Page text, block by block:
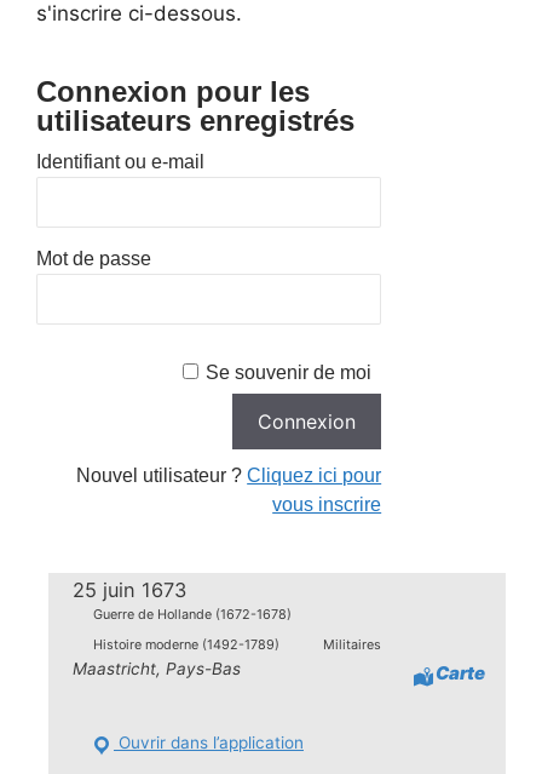
s'inscrire ci-dessous.
Connexion pour les
utilisateurs enregistrés
Identifiant ou e-mail
Mot de passe
Se souvenir de moi
Nouvel utilisateur ?Cliquez ici pour
vous inscrire
25 juin 1673
Guerre de Hollande (1672-1678)
Histoire moderne (1492-1789)
Militaires
Maastricht, Pays-Bas Carte
Ouvrir dans l’application